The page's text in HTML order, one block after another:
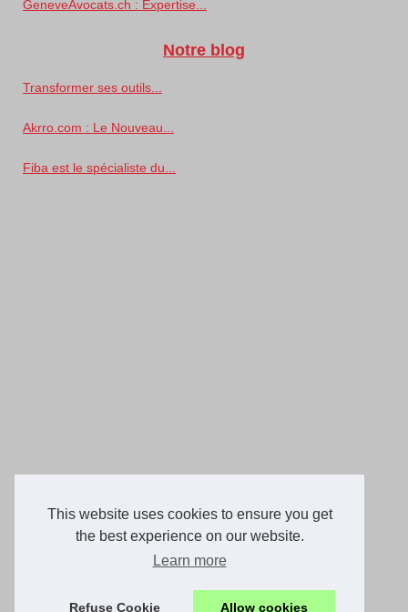
This website uses cookies to ensure you get
the best experience on our website.
Learn more
Refuse Cookie Allow cookies
GeneveAvocats.ch : Expertise...
Notre blog
Transformer ses outils...
Akrro.com : Le Nouveau...
Fiba est le spécialiste du...